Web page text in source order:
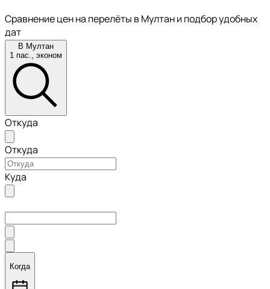
Сравнение цен на перелёты в Мултан и подбор удобных
дат
В Мултан
1 пас., эконом
Откуда
Откуда
Куда
Когда